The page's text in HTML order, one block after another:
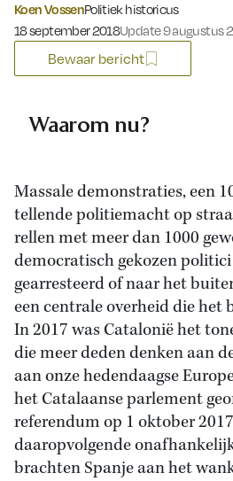
Koen VossenPolitiek historicus
Gepubliceerd op:
18 september 2018Update 9 augustus
Bewaar bericht
Waarom nu?
Massale demonstraties, een
tellende politiemacht op
rellen met meer dan 1000
democratisch gekozen
gearresteerd of naar het
een centrale overheid die het
In 2017 was Catalonië het
die meer deden denken aan
aan onze hedendaagse
het Catalaanse parlement
referendum op 1 oktober
daaropvolgende
brachten Spanje aan het